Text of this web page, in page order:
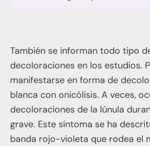
También se informan todo tipo
decoloraciones en los estudios.
manifestarse en forma de
blanca con onicólisis. A veces,
decoloraciones de la lúnula
grave. Este síntoma se ha
banda rojo-violeta que rodea el